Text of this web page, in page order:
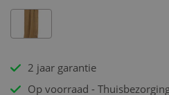
2 jaar garantie
Op voorraad -